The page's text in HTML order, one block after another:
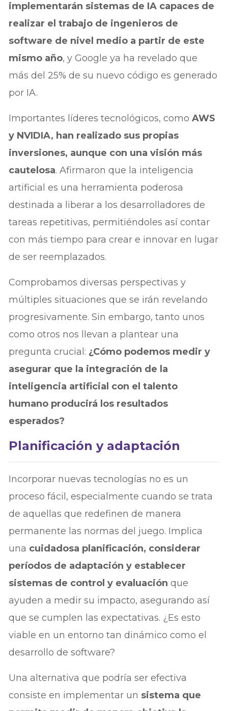
implementarán sistemas de IA capaces de
realizar el trabajo de ingenieros de
software de nivel medio a partir de este
mismo año, y Google ya ha revelado que
más del 25% de su nuevo código es generado
por IA.
Importantes líderes tecnológicos, comoAWS
y NVIDIA, han realizado sus propias
inversiones, aunque con una visión más
cautelosa. Afirmaron que la inteligencia
artificial es una herramienta poderosa
destinada a liberar a los desarrolladores de
tareas repetitivas, permitiéndoles así contar
con más tiempo para crear e innovar en lugar
de ser reemplazados.
Comprobamos diversas perspectivas y
múltiples situaciones que se irán revelando
progresivamente. Sin embargo, tanto unos
como otros nos llevan a plantear una
pregunta crucial: ¿Cómo podemos medir y
asegurar que la integración de la
inteligencia artificial con el talento
humano producirá los resultados
esperados?
Planificación y adaptación
Incorporar nuevas tecnologías no es un
proceso fácil, especialmente cuando se trata
de aquellas que redefinen de manera
permanente las normas del juego. Implica
una cuidadosa planificación, considerar
períodos de adaptación y establecer
sistemas de control y evaluaciónque
ayuden a medir su impacto, asegurando así
que se cumplen las expectativas. ¿Es esto
viable en un entorno tan dinámico como el
desarrollo de software?
Una alternativa que podría ser efectiva
consiste en implementar un sistema que